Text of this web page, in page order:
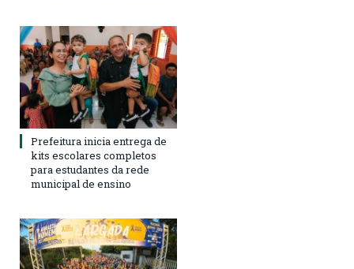
Prefeitura inicia entrega de
kits escolares completos
para estudantes da rede
municipal de ensino